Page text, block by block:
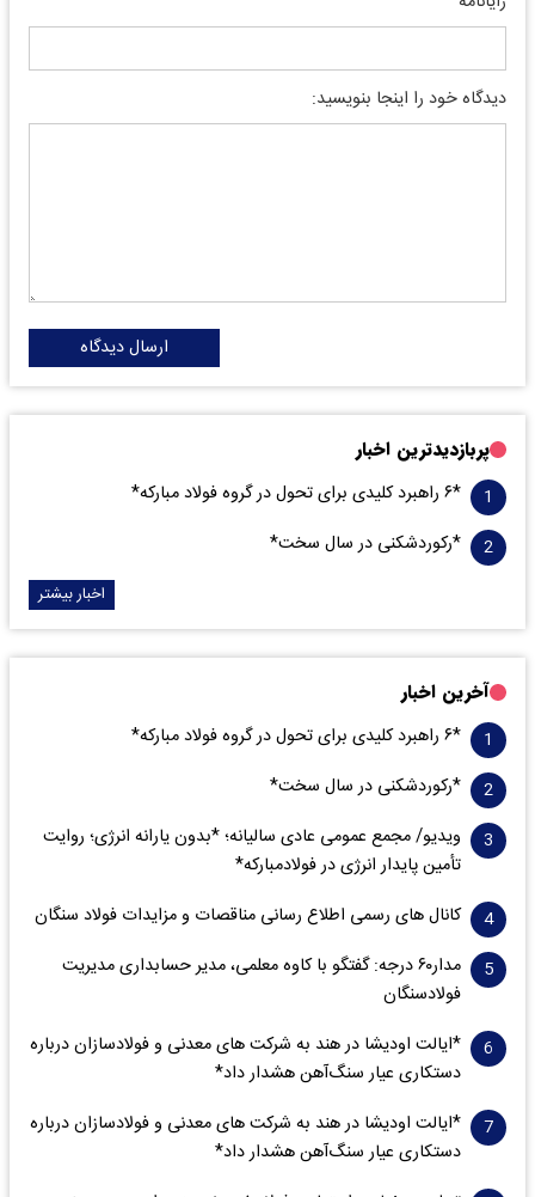
دیدگاه خود را اینجا بنویسید:
ارسال دیدگاه
پربازدیدترین اخبار
*۶ راهبرد کلیدی برای تحول در گروه فولاد مبارکه*
*رکوردشکنی در سال سخت*
اخبار بیشتر
آخرین اخبار
*۶ راهبرد کلیدی برای تحول در گروه فولاد مبارکه*
*رکوردشکنی در سال سخت*
ویدیو/ مجمع عمومی عادی سالیانه؛ *بدون یارانه انرژی؛ روایت
تأمین پایدار انرژی در فولادمبارکه*
کانال های رسمی اطلاع رسانی مناقصات و مزایدات فولاد سنگان
مدار‌۶٠ درجه: گفتگو با کاوه معلمی، مدیر حسابداری مدیریت
فولادسنگان
*ایالت اودیشا در هند به شرکت های معدنی و فولادسازان درباره
دستکاری عیار سنگ‌آهن هشدار داد*
*ایالت اودیشا در هند به شرکت های معدنی و فولادسازان درباره
دستکاری عیار سنگ‌آهن هشدار داد*